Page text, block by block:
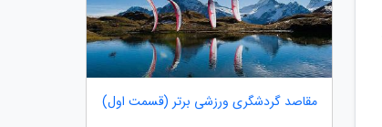
مقاصد گردشگری ورزشی برتر (قسمت اول)